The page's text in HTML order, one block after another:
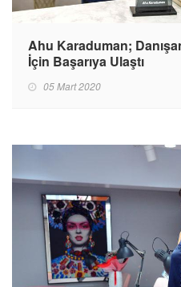
Ahu Karaduman;
İçin Başarıya Ulaştı
05 Mart 2020